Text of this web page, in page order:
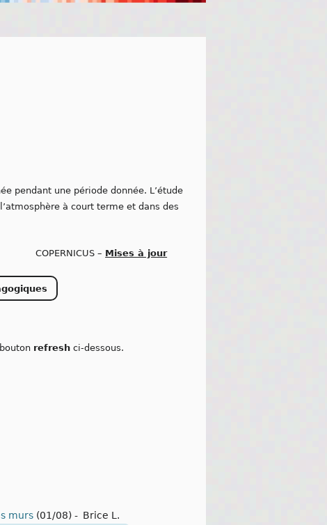
pendant une période donnée. L’étude
à court terme et dans des
COPERNICUS – Mises à jour
refreshci-dessous.
murs (01/08) - Brice L.